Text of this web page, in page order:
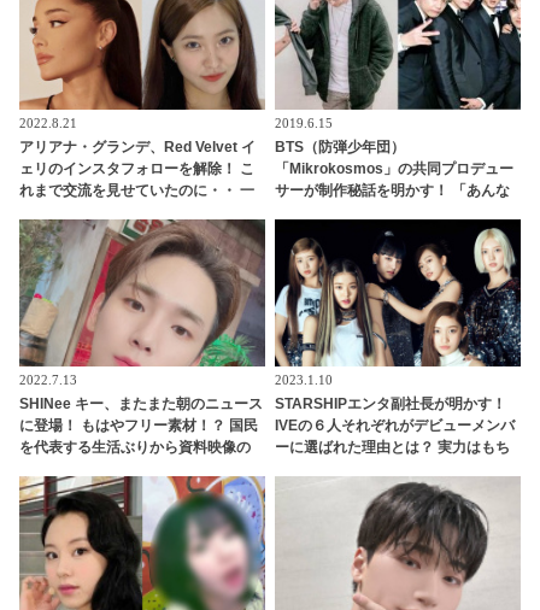
2022.8.21
アリアナ・グランデ、Red Velvet イ
ェリのインスタフォローを解除！ こ
れまで交流を見せていたのに・・ 一
2019.6.15
BTS（防弾少年団）
「Mikrokosmos」の共同プロデュー
サーが制作秘話を明かす！ 「あんな
もしれない」「世界最大で最高のバ
ンド」
2022.7.13
SHINee キー、またまた朝のニュース
に登場！ もはやフリー素材！？ 国民
を代表する生活ぶりから資料映像の
2023.1.10
STARSHIPエンタ副社長が明かす！
IVEの６人それぞれがデビューメンバ
ーに選ばれた理由とは？ 実力はもち
い努力、勤勉さ、情熱・・ 納得のワ
ケが明かされる